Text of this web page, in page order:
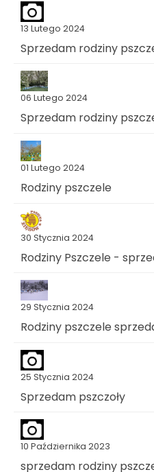
13 Lutego 2024
Sprzedam rodziny
06 Lutego 2024
Sprzedam rodziny
01 Lutego 2024
Rodziny pszczele
30 Stycznia 2024
Rodziny Pszczele -
29 Stycznia 2024
Rodziny pszczele
25 Stycznia 2024
Sprzedam pszczoły
10 Października 2023
sprzedam rodziny